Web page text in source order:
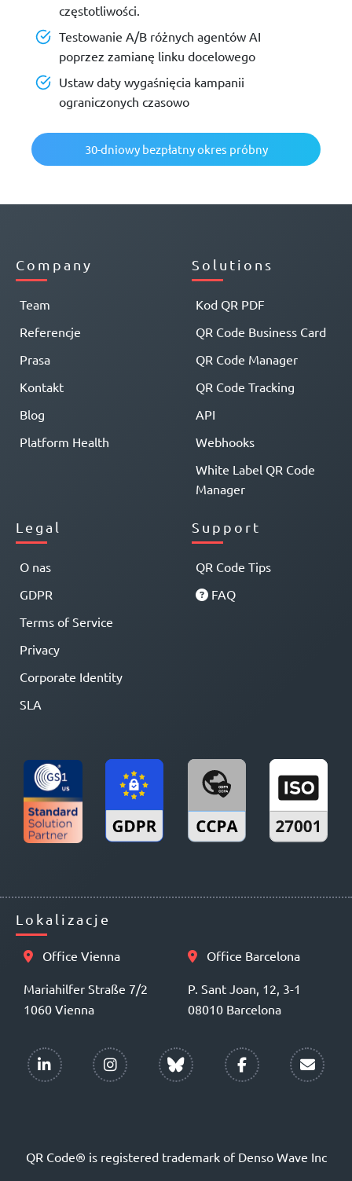
częstotliwości.
Testowanie A/B różnych agentów AI
poprzez zamianę linku docelowego
Ustaw daty wygaśnięcia kampanii
ograniczonych czasowo
30-dniowy bezpłatny okres próbny
Company
Team
Referencje
Prasa
Kontakt
Blog
Platform Health
Solutions
Kod QR PDF
QR Code Business Card
QR Code Manager
QR Code Tracking
API
Webhooks
White Label QR Code
Manager
Legal
O nas
GDPR
Terms of Service
Privacy
Corporate Identity
SLA
Support
QR Code Tips
FAQ
Lokalizacje
Office Vienna
Mariahilfer Straße 7/2
1060 Vienna
Office Barcelona
P. Sant Joan, 12, 3-1
08010 Barcelona
QR Code® is registered trademark of Denso Wave Inc